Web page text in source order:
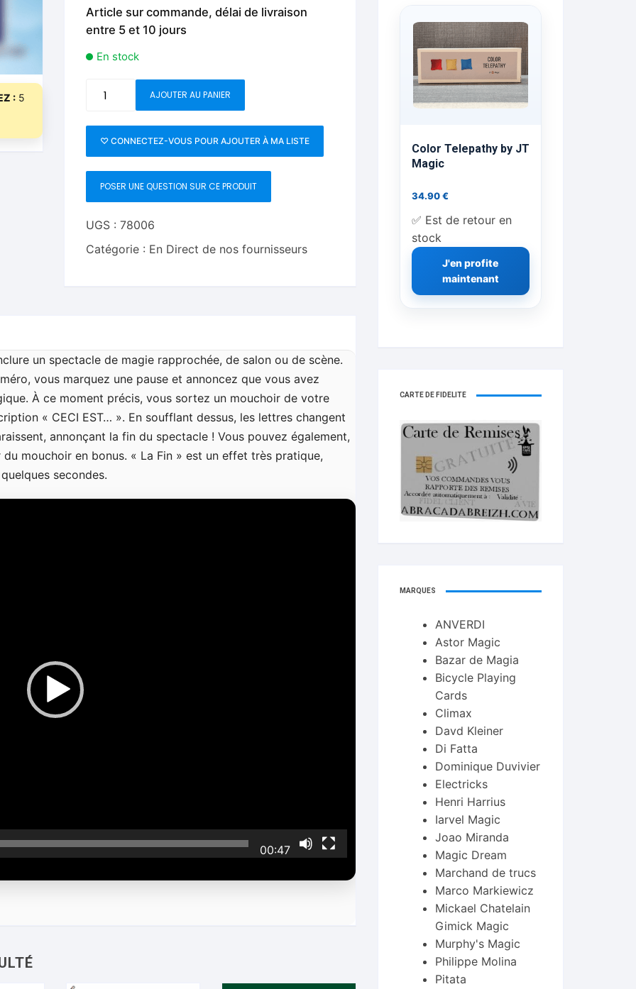
Fleurs C.Up
Magie Numérique
Mentalisme close up
Pièces-Billets
Cordes
Grandes illusions
La Magie pour les Enfants
Liquides
Mentalisme salon et scène
Livres de tours de Pièces
Livres sur la Magie
Livres en Anglais
: 5
Article sur commande, délai de livraison
entre 5 et 10 jours
En stock
End
by
Juan
Pablo
AJOUTER AU PANIER
♡ CONNECTEZ-VOUS POUR AJOUTER À MA LISTE
POSER UNE QUESTION SUR CE PRODUIT
UGS :78006
Catégorie : En Direct de nos fournisseurs
un spectacle de magie rapprochée, de salon ou de scène.
vous marquez une pause et annoncez que vous avez
À ce moment précis, vous sortez un mouchoir de votre
« CECI EST… ». En soufflant dessus, les lettres changent
annonçant la fin du spectacle ! Vous pouvez également,
mouchoir en bonus. « La Fin » est un effet très pratique,
secondes.
00:47
Color Telepathy by JT
Magic
34.90€
✅ Est de retour en
stock
J'en profite
maintenant
CARTE DE FIDELITÉ
MARQUES
ANVERDI
Astor Magic
Bazar de Magia
Bicycle Playing
Cards
Climax
Davd Kleiner
Di Fatta
Dominique Duvivier
Electricks
Henri Harrius
Iarvel Magic
Joao Miranda
Magic Dream
Marchand de trucs
Marco Markiewicz
Mickael Chatelain
Gimick Magic
Murphy's Magic
Philippe Molina
Pitata